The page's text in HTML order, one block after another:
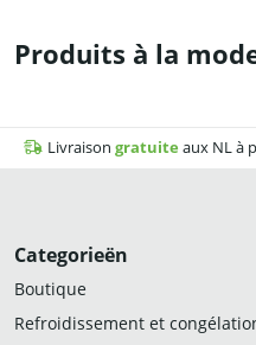
Produits à la
Livraison gratuite aux NL à
Categorieën
Boutique
Refroidissement et